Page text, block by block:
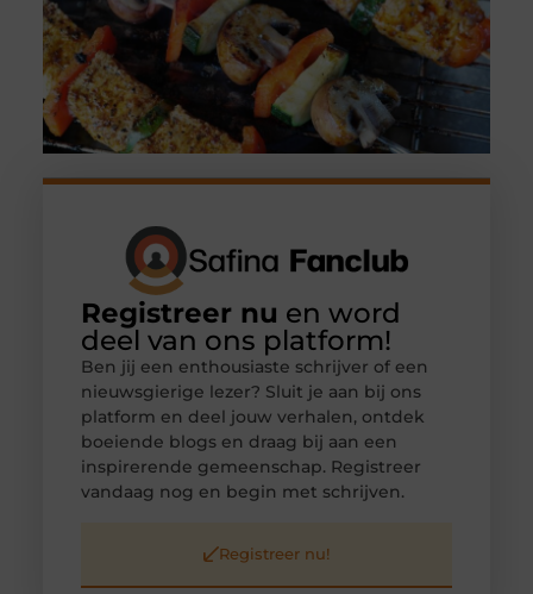
Registreer nu en word
deel van ons platform!
Ben jij een enthousiaste schrijver of een
nieuwsgierige lezer? Sluit je aan bij ons
platform en deel jouw verhalen, ontdek
boeiende blogs en draag bij aan een
inspirerende gemeenschap. Registreer
vandaag nog en begin met schrijven.
Registreer nu!